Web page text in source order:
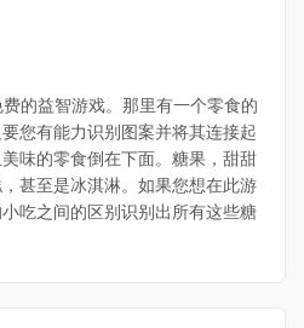
的益智游戏。那里有一个零食的
您有能力识别图案并将其连接起
味的零食倒在下面。糖果，甜甜
甚至是冰淇淋。如果您想在此游
吃之间的区别识别出所有这些糖